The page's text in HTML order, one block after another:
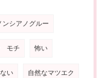
ンシアノグルー
モチ 怖い
い 自然なマツエク